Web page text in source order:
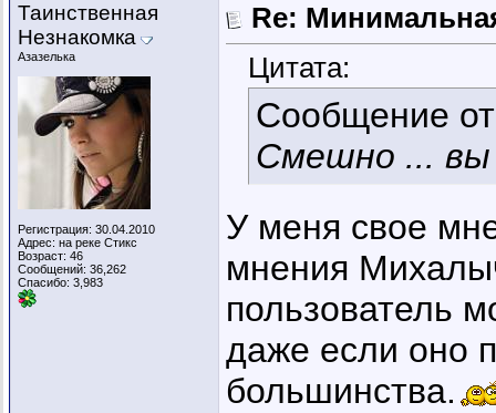
Таинственная
Незнакомка
Азазелька
Регистрация: 30.04.2010
Адрес: на реке Стикс
Возраст: 46
Сообщений: 36,262
Спасибо: 3,983
Re:
Цитата:
Сообщение
Смешно ... вы
У меня свое
мнения
пользователь
даже если оно
большинства.